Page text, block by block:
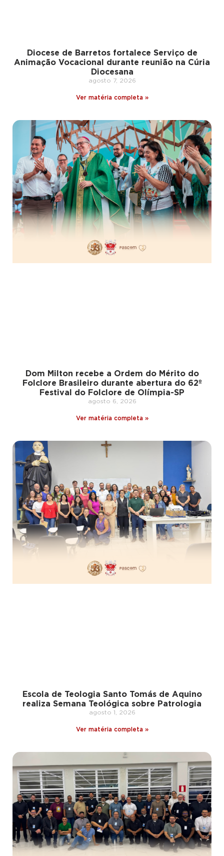
Diocese de Barretos fortalece Serviço de
Animação Vocacional durante reunião na Cúria
Diocesana
agosto 7, 2026
Ver matéria completa »
Dom Milton recebe a Ordem do Mérito do
Folclore Brasileiro durante abertura do 62º
Festival do Folclore de Olímpia-SP
agosto 6, 2026
Ver matéria completa »
Escola de Teologia Santo Tomás de Aquino
realiza Semana Teológica sobre Patrologia
agosto 1, 2026
Ver matéria completa »